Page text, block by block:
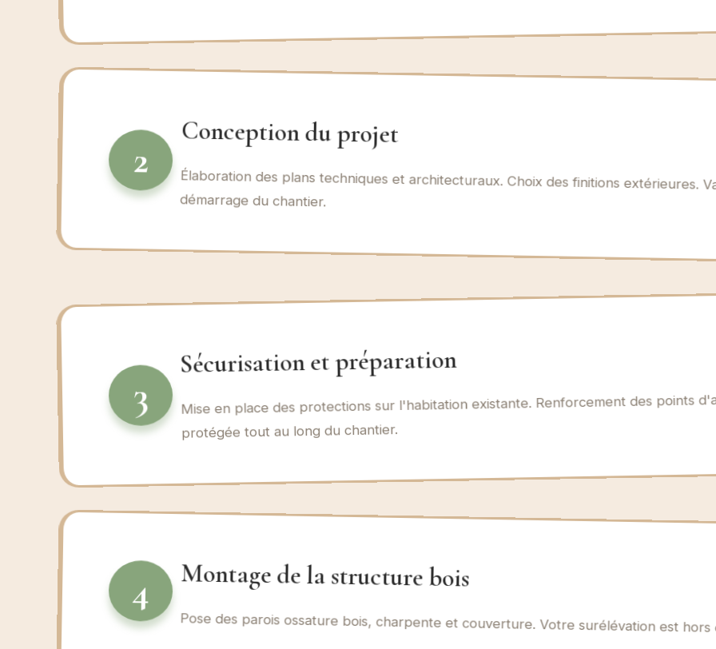
2
Conception du projet
Élaboration des plans techniques et architecturaux. Choix des finitions extérieures.
démarrage du chantier.
3
Sécurisation et préparation
Mise en place des protections sur l'habitation existante. Renforcement des points
protégée tout au long du chantier.
4 Montage de la structure bois
Pose des parois ossature bois, charpente et couverture. Votre surélévation est